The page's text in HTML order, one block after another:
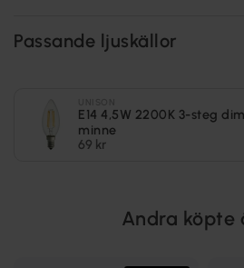
Passande ljuskällor
E14 4,5W 2200K 3-steg
minne
69 kr
Andra köpte